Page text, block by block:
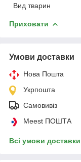
Вид тварин
Приховати
Умови доставки
Нова Пошта
Укрпошта
Самовивіз
Meest ПОШТА
Всі умови доставки